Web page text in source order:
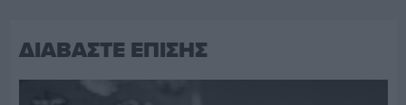
ΔΙΑΒΑΣΤΕ ΕΠΙΣΗΣ